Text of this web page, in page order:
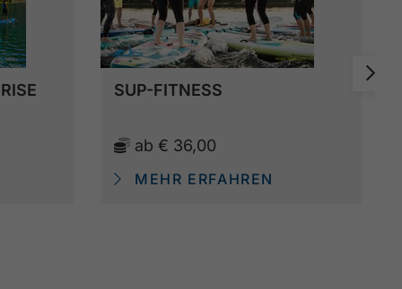
SUP-FITNESS
ab € 36,00
MEHR ERFAHREN